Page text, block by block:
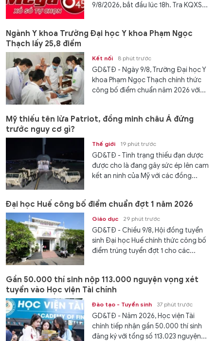
9/8/2026, bắt đầu lúc 18h. Tra KQXS...
Ngành Y khoa Trường Đại học Y khoa Phạm Ngọc
Thạch lấy 25,8 điểm
Kết nối 8 phút trước
GD&TĐ - Ngày 9/8, Trường Đại học Y
khoa Phạm Ngọc Thạch chính thức
công bố điểm chuẩn năm 2026 với...
Mỹ thiếu tên lửa Patriot, đồng minh châu Á đứng
trước nguy cơ gì?
Thế giới 19 phút trước
GD&TĐ - Tình trạng thiếu đạn dược
được cho là đang gây sức ép lên cam
kết an ninh của Mỹ với các đồng...
Đại học Huế công bố điểm chuẩn đợt 1 năm 2026
Giáo dục 29 phút trước
GD&TĐ - Chiều 9/8, Hội đồng tuyển
sinh Đại học Huế chính thức công bố
điểm trúng tuyển đợt 1 cho các...
Gần 50.000 thí sinh nộp 113.000 nguyện vọng xét
tuyển vào Học viện Tài chính
Đào tạo - Tuyển sinh 37 phút trước
GD&TĐ - Năm 2026, Học viện Tài
chính tiếp nhận gần 50.000 thí sinh
đăng ký với tổng số 113.023 nguyện...